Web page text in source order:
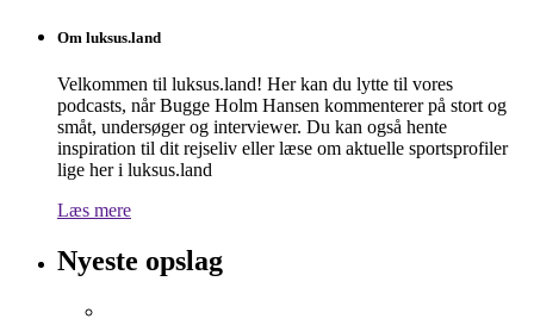
Om luksus.land
Velkommen til luksus.land! Her kan du lytte til vores
podcasts, når Bugge Holm Hansen kommenterer på stort og
småt, undersøger og interviewer. Du kan også hente
inspiration til dit rejseliv eller læse om aktuelle sportsprofiler
lige her i luksus.land
Læs mere
Nyeste opslag